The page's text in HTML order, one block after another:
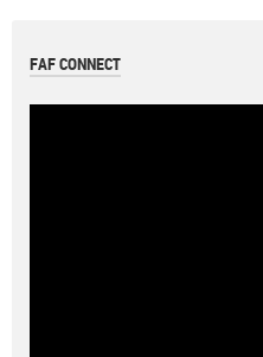
FAF CONNECT